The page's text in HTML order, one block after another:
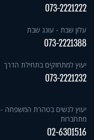
073-2221222
עלון שבת - עונג שבת
073-2221388
יעוץ למתחזקים בתחילת הדרך
073-2221232
יעוץ לנשים בטהרת המשפחה -
מתחברות
02-6301516